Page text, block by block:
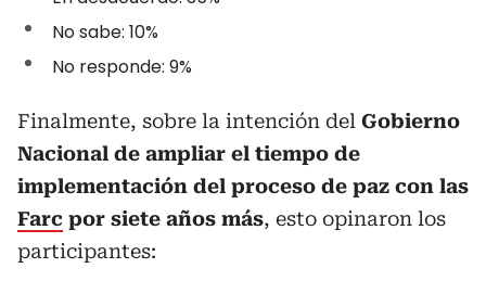
No sabe: 10%
No responde: 9%
Finalmente, sobre la intención del Gobierno
Nacional de ampliar el tiempo de
implementación del proceso de paz con las
Farc por siete años más, esto opinaron los
participantes: